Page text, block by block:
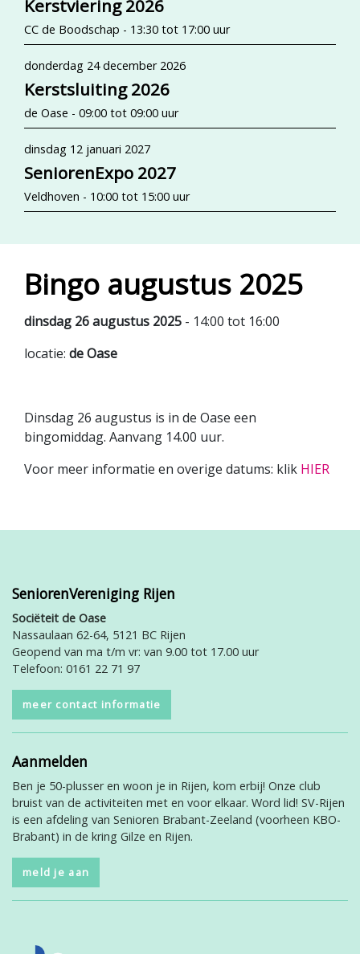
Kerstviering 2026
CC de Boodschap - 13:30 tot 17:00 uur
donderdag 24 december 2026
Kerstsluiting 2026
de Oase - 09:00 tot 09:00 uur
dinsdag 12 januari 2027
SeniorenExpo 2027
Veldhoven - 10:00 tot 15:00 uur
Bingo augustus 2025
dinsdag 26 augustus 2025 - 14:00 tot 16:00
locatie: de Oase
Dinsdag 26 augustus is in de Oase een
bingomiddag. Aanvang 14.00 uur.
Voor meer informatie en overige datums: klik HIER
SeniorenVereniging Rijen
Sociëteit de Oase
Nassaulaan 62-64, 5121 BC Rijen
Geopend van ma t/m vr: van 9.00 tot 17.00 uur
Telefoon: 0161 22 71 97
meer contact informatie
Aanmelden
Ben je 50-plusser en woon je in Rijen, kom erbij! Onze club
bruist van de activiteiten met en voor elkaar. Word lid! SV-Rijen
is een afdeling van Senioren Brabant-Zeeland (voorheen KBO-
Brabant) in de kring Gilze en Rijen.
meld je aan